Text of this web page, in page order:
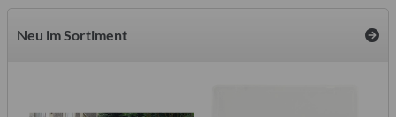
Neu im Sortiment